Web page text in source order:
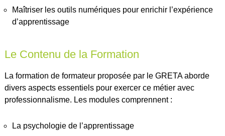
Maîtriser les outils numériques pour enrichir l’expérience
d’apprentissage
Le Contenu de la Formation
La formation de formateur proposée par le GRETA aborde
divers aspects essentiels pour exercer ce métier avec
professionnalisme. Les modules comprennent :
La psychologie de l’apprentissage